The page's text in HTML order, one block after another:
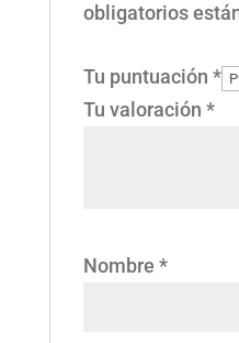
obligatorios
Tu puntuación *
Tu valoración *
Nombre *